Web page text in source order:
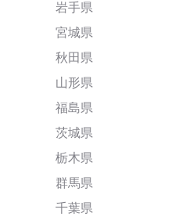
岩手県
宮城県
秋田県
山形県
福島県
茨城県
栃木県
群馬県
千葉県